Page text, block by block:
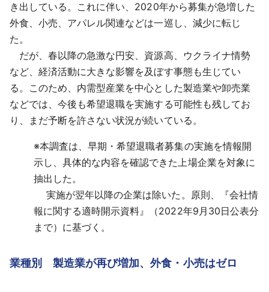
き出している。これに伴い、2020年から募集が急増した
外食、小売、アパレル関連などは一巡し、減少に転じ
た。
だが、春以降の急激な円安、資源高、ウクライナ情勢
など、経済活動に大きな影響を及ぼす事態も生じてい
る。このため、内需型産業を中心とした製造業や卸売業
などでは、今後も希望退職を実施する可能性も残してお
り、まだ予断を許さない状況が続いている。
※本調査は、早期・希望退職者募集の実施を情報開
示し、具体的な内容を確認できた上場企業を対象に
抽出した。
実施が翌年以降の企業は除いた。原則、『会社情
報に関する適時開示資料』（2022年9月30日公表分
まで）に基づく。
業種別 製造業が再び増加、外食・小売はゼロ